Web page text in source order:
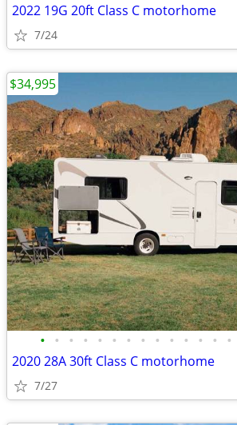
2022 19G 20ft Class C motorhome
7/24
• • • • • • • • • • • • • •
2020 28A 30ft Class C motorhome
7/27
$34,995